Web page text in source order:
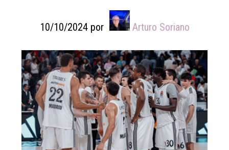
10/10/2024por Arturo Soriano